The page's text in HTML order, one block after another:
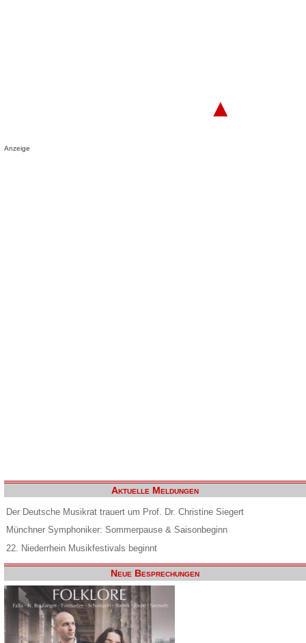
▲
Anzeige
Aktuelle Meldungen
Der Deutsche Musikrat trauert um Prof. Dr. Christine Siegert
Münchner Symphoniker: Sommerpause & Saisonbeginn
22. Niederrhein Musikfestivals beginnt
Neue Besprechungen